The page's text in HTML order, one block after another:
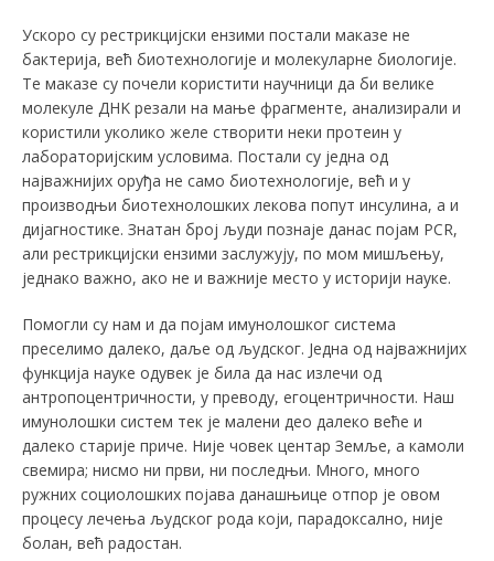
Ускоро су рестрикцијски ензими постали маказе не
бактерија, већ биотехнологије и молекуларне биологије.
Те маказе су почели користити научници да би велике
молекуле ДНK резали на мање фрагменте, анализирали и
користили уколико желе створити неки протеин у
лабораторијским условима. Постали су једна од
најважнијих оруђа не само биотехнологије, већ и у
производњи биотехнолошких лекова попут инсулина, а и
дијагностике. Знатан број људи познаје данас појам PCR,
али рестрикцијски ензими заслужују, по мом мишљењу,
једнако важно, ако не и важније место у историји науке.
Помогли су нам и да појам имунолошког система
преселимо далеко, даље од људског. Једна од најважнијих
функција науке одувек је била да нас излечи од
антропоцентричности, у преводу, егоцентричности. Наш
имунолошки систем тек је малени део далеко веће и
далеко старије приче. Није човек центар Земље, а камоли
свемира; нисмо ни први, ни последњи. Много, много
ружних социолошких појава данашњице отпор је овом
процесу лечења људског рода који, парадоксално, није
болан, већ радостан.